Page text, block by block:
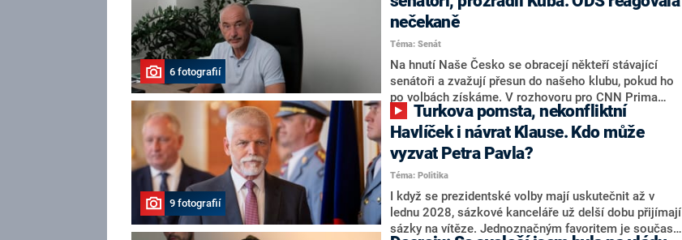
senátních volbách kandiduje ve Vyškově. Popsal i
aktivitu opozice, o níž vládní strany nebo političtí
komentátoři mluví jako o slabé a v defenzivě. „Je to
úmorná práce upozorňovat na chyby vlády. Ministři s
námi navíc nechodí do debat. Chceme ale ukazovat
svoje témata,“ odpověděl Grolich na dotaz CNN Prima
NEWS.
6 fotografií
nečekaně
Téma: Senát
Na hnutí Naše Česko se obracejí někteří stávající
senátoři a zvažují přesun do našeho klubu, pokud ho
po volbách získáme. V rozhovoru pro CNN Prima
NEWS to řekl zakladatel hnutí a jihočeský hejtman
Martin Kuba. Konkrétní nebyl, ale získat by takto mohl
například senátora Zdeňka Hrabu, který je dnes
součástí klubu ODS a TOP 09. Hraba to na dotaz
redakce nevyloučil. Předseda klubu senátorů ODS
Zdeněk Nytra redakci řekl, že počítá s odchodem
některých senátorů z klubu a že Naše Česko není
nepřítel, ale soupeř.
9 fotografií
Havlíček i návrat Klause. Kdo může
vyzvat Petra Pavla?
Téma: Politika
I když se prezidentské volby mají uskutečnit až v
lednu 2028, sázkové kanceláře už delší dobu přijímají
sázky na vítěze. Jednoznačným favoritem je současná